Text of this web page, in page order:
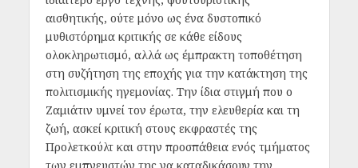
αισθητικής, ούτε μόνο ως ένα δυστοπικό
μυθιστόρημα κριτικής σε κάθε είδους
ολοκληρωτισμό, αλλά ως έμπρακτη τοποθέτηση
στη συζήτηση της εποχής για την κατάκτηση της
πολιτισμικής ηγεμονίας. Την ίδια στιγμή που ο
Ζαμιάτιν υμνεί τον έρωτα, την ελευθερία και τη
ζωή, ασκεί κριτική στους εκφραστές της
Προλετκούλτ και στην προσπάθεια ενός τμήματος